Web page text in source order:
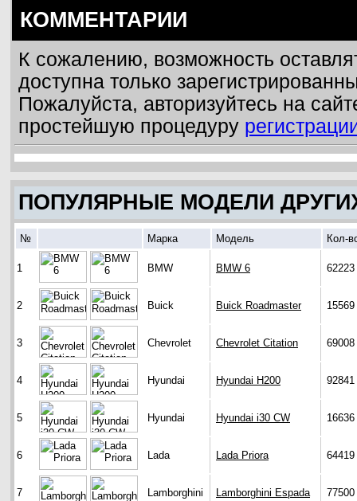
КОММЕНТАРИИ
К сожалению, возможность
доступна только
Пожалуйста, авторизуйтесь на
простейшую процедуру
ПОПУЛЯРНЫЕ МОДЕЛИ
№ Марка Модель Кол-
1 BMW BMW 6 62223
2 Buick Buick Roadmaster 15569
3 Chevrolet Chevrolet Citation 69008
4 Hyundai Hyundai H200 92841
5 Hyundai Hyundai i30 CW 16636
6 Lada Lada Priora 64419
7 Lamborghini Lamborghini Espada 77500